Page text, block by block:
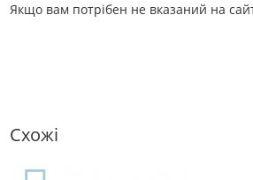
Якщо вам потрібен не вказаний на
Схожі